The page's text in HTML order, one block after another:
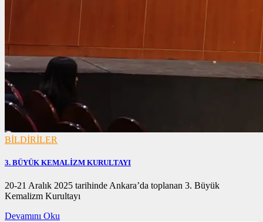
BİLDİRİLER
3. BÜYÜK KEMALİZM KURULTAYI
01/01/202601/01/2026
20-21 Aralık 2025 tarihinde Ankara’da toplanan 3. Büyük
Kemalizm Kurultayı
Devamını Oku